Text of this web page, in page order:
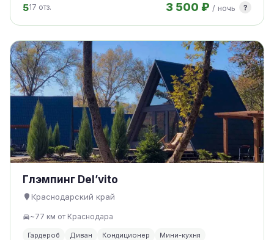
517 отз. 3 500 ₽ / ночь ?
Глэмпинг Del’vito
Краснодарский край
~77 км от Краснодара
Гардероб Диван Кондиционер Мини-кухня